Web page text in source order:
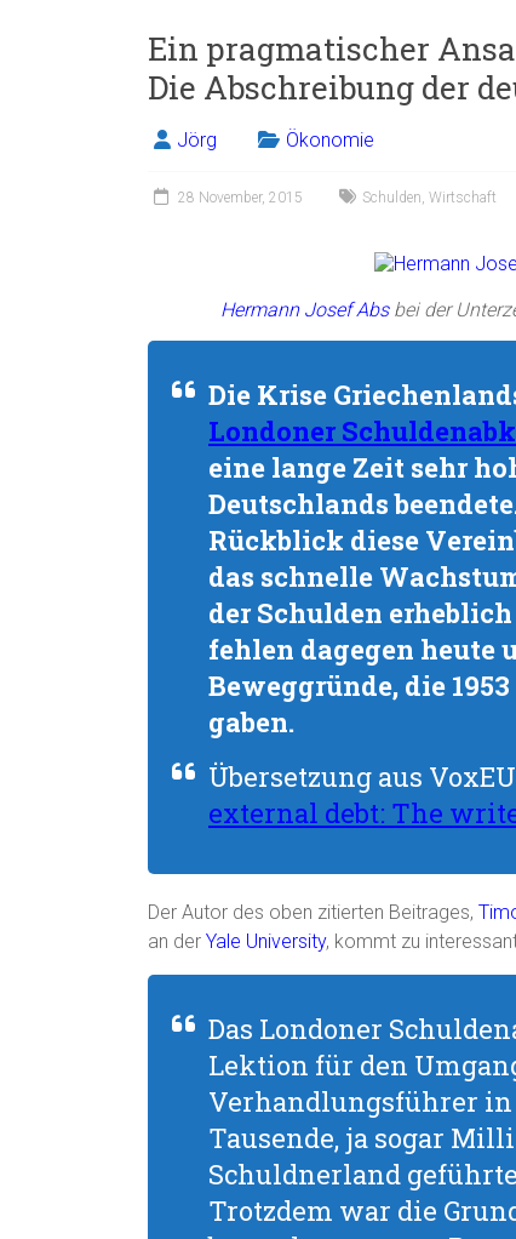
Ein pragmatischer
Die Abschreibung der
Jörg Ökonomie
28 November, 2015 Schulden Wirtschaft
Hermann Josef Absbei der
Die Krise
Londoner
eine lange Zeit sehr
Deutschlands
Rückblick diese
das schnelle
der Schulden
fehlen dagegen heute
Beweggründe, die
gaben.
Übersetzung aus
external debt: The
Der Autor des oben zitierten Beitrages,
an der Yale University, kommt zu
Das Londoner
Lektion für den
Verhandlungsführer in
Tausende, ja sogar
Schuldnerland
Trotzdem war die